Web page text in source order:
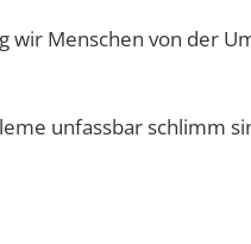
Menschen von der
unfassbar schlimm